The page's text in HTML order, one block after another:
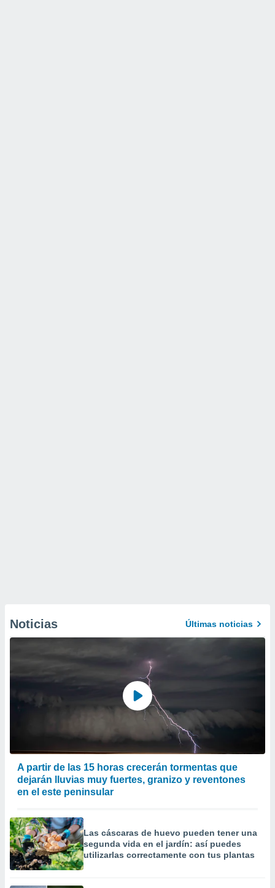
Noticias Últimas noticias
A partir de las 15 horas crecerán tormentas que
dejarán lluvias muy fuertes, granizo y reventones
en el este peninsular
Las cáscaras de huevo pueden tener una
segunda vida en el jardín: así puedes
utilizarlas correctamente con tus plantas